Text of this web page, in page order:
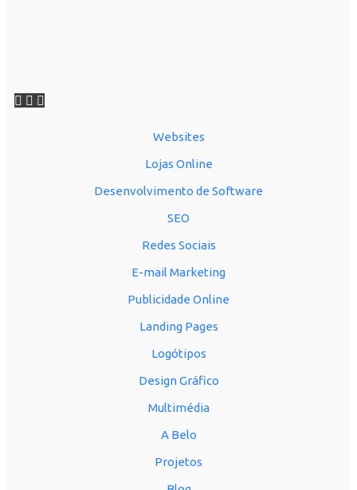
Websites
Lojas Online
Desenvolvimento de Software
SEO
Redes Sociais
E-mail Marketing
Publicidade Online
Landing Pages
Logótipos
Design Gráfico
Multimédia
A Belo
Projetos